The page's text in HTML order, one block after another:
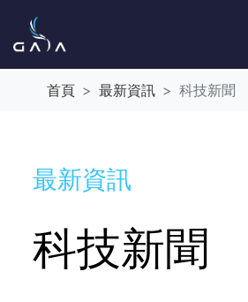
首頁 最新資訊 科技新聞
最新資訊
科技新聞